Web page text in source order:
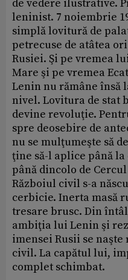
de vedere ilustrative.
leninist. 7 noiembrie
simplă lovitură de
petrecuse de atâtea
Rusiei. Şi pe vremea
Mare şi pe vremea
Lenin nu rămâne însă
nivel. Lovitura de stat
devine revoluţie.
spre deosebire de
nu se mulţumeşte să
ţine să-l aplice până la
până dincolo de
Războiul civil s-a
cerbicie. Inerta masă
tresare brusc. Din
ambiţia lui Lenin şi
imensei Rusii se
civil. La capătul lui,
complet schimbat.